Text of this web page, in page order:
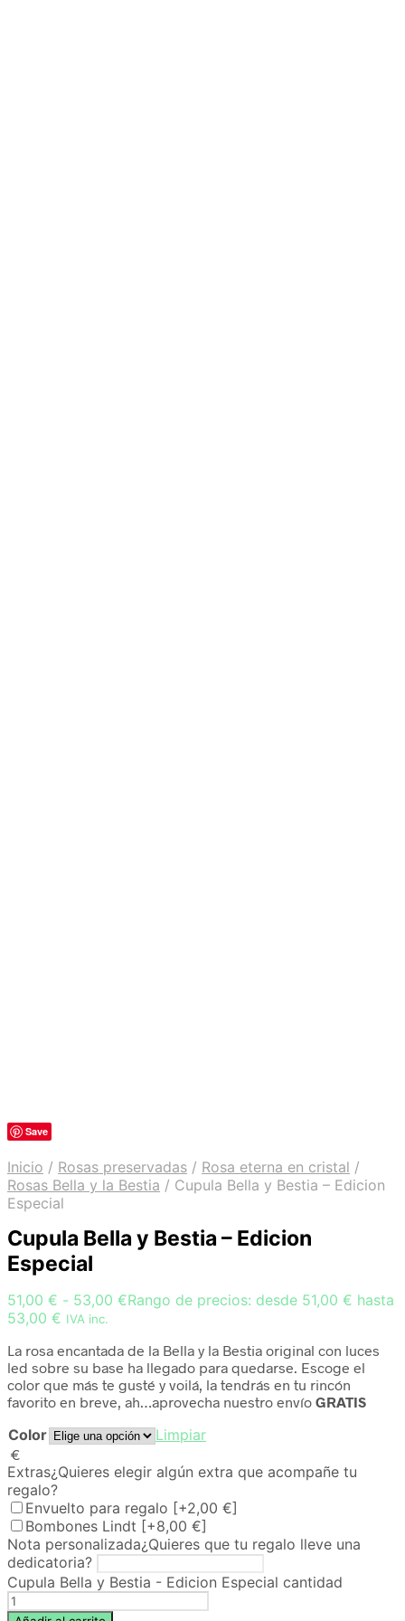
Save
Inicio / Rosas preservadas / Rosa eterna en cristal /
Rosas Bella y la Bestia / Cupula Bella y Bestia – Edicion
Especial
Cupula Bella y Bestia – Edicion
Especial
51,00 € - 53,00 €Rango de precios: desde 51,00 € hasta
53,00 € IVA inc.
La rosa encantada de la Bella y la Bestia original con luces
led sobre su base ha llegado para quedarse. Escoge el
color que más te gusté y voilá, la tendrás en tu rincón
favorito en breve, ah…aprovecha nuestro envío GRATIS
Color Limpiar
€
Extras¿Quieres elegir algún extra que acompañe tu
regalo?
Envuelto para regalo [+2,00 €]
Bombones Lindt [+8,00 €]
Nota personalizada¿Quieres que tu regalo lleve una
dedicatoria?
Cupula Bella y Bestia - Edicion Especial cantidad